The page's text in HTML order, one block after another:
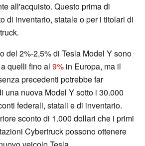
all'acquisto. Questo prima di
di inventario, statale o per i titolari di
del 2%-2,5% di Tesla Model Y sono
quelli fino al 9% in Europa, ma il
precedenti potrebbe far
una nuova Model Y sotto i 30.000
federali, statali e di inventario.
sconto di 1.000 dollari che i primi
Cybertruck possono ottenere